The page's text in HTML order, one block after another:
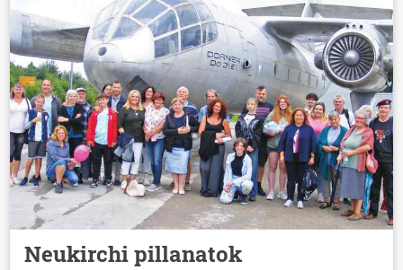
Neukirchi pillanatok